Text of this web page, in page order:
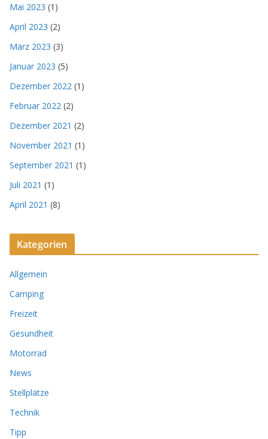
Mai 2023 (1)
April 2023 (2)
März 2023 (3)
Januar 2023 (5)
Dezember 2022 (1)
Februar 2022 (2)
Dezember 2021 (2)
November 2021 (1)
September 2021 (1)
Juli 2021 (1)
April 2021 (8)
Kategorien
Allgemein
Camping
Freizeit
Gesundheit
Motorrad
News
Stellplätze
Technik
Tipp